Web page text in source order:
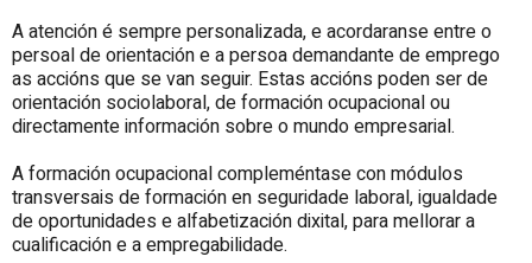
A atención é sempre personalizada, e acordaranse entre o
persoal de orientación e a persoa demandante de emprego
as accións que se van seguir. Estas accións poden ser de
orientación sociolaboral, de formación ocupacional ou
directamente información sobre o mundo empresarial.
A formación ocupacional compleméntase con módulos
transversais de formación en seguridade laboral, igualdade
de oportunidades e alfabetización dixital, para mellorar a
cualificación e a empregabilidade.